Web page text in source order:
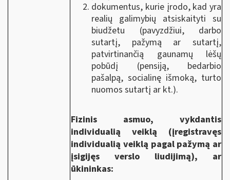
dokumentus, kurie įrodo, kad yra
realių galimybių atsiskaityti su
biudžetu (pavyzdžiui, darbo
sutartį, pažymą ar sutartį,
patvirtinančią gaunamų lėšų
pobūdį (pensiją, bedarbio
pašalpą, socialinę išmoką, turto
nuomos sutartį ar kt.).
Fizinis asmuo, vykdantis
individualią veiklą (įregistravęs
individualią veiklą pagal pažymą ar
įsigijęs verslo liudijimą), ar
ūkininkas: